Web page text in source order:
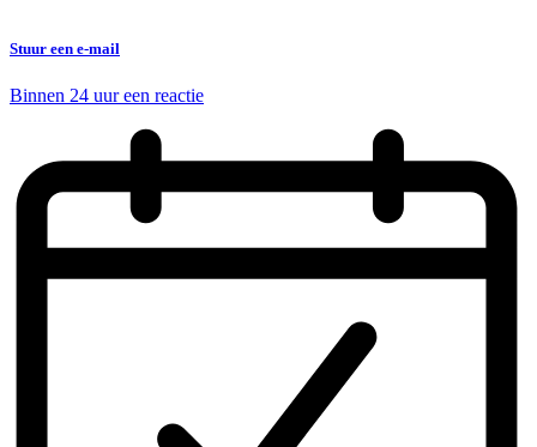
Stuur een e-mail
Binnen 24 uur een reactie